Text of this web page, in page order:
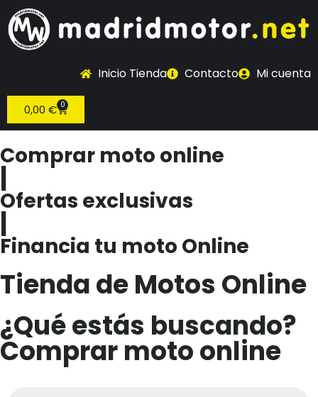
Inicio Tienda Contacto Mi cuenta
0,00 € 0
Comprar moto online
|
Ofertas exclusivas
|
Financia tu moto Online
Tienda de Motos Online
¿Qué estás buscando?
Comprar moto online